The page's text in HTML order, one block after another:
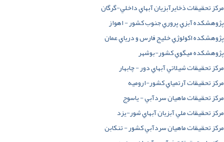
مرکز تحقيقات ذخايرآبزيان آبهاي داخلي-گرگان
پژوهشکده آبزي پروري جنوب کشور - اهواز
پژوهشکده اکولوژي خليج فارس و درياي عمان
پژوهشکده ميگوي کشور-بوشهر
مرکز تحقيقات شيلاتي آبهاي دور - چابهار
مرکز تحقيقات آرتمياي کشور-ارومیه
مرکز تحقيقات ماهيان سردآبي - ياسوج
مرکز تحقيقات ملي آبزيان آبهاي شور-یزد
مرکز تحقيقات ماهيان سردآبي کشور - تنکابن